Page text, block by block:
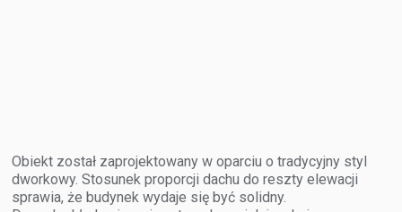
Obiekt został zaprojektowany w oparciu o tradycyjny styl
dworkowy. Stosunek proporcji dachu do reszty elewacji
sprawia, że budynek wydaje się być solidny.